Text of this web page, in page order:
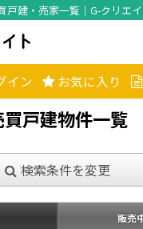
戸建・売家一覧｜G-クリエ
イン お気に入り
買戸建物件一覧
検索条件を変更
販売